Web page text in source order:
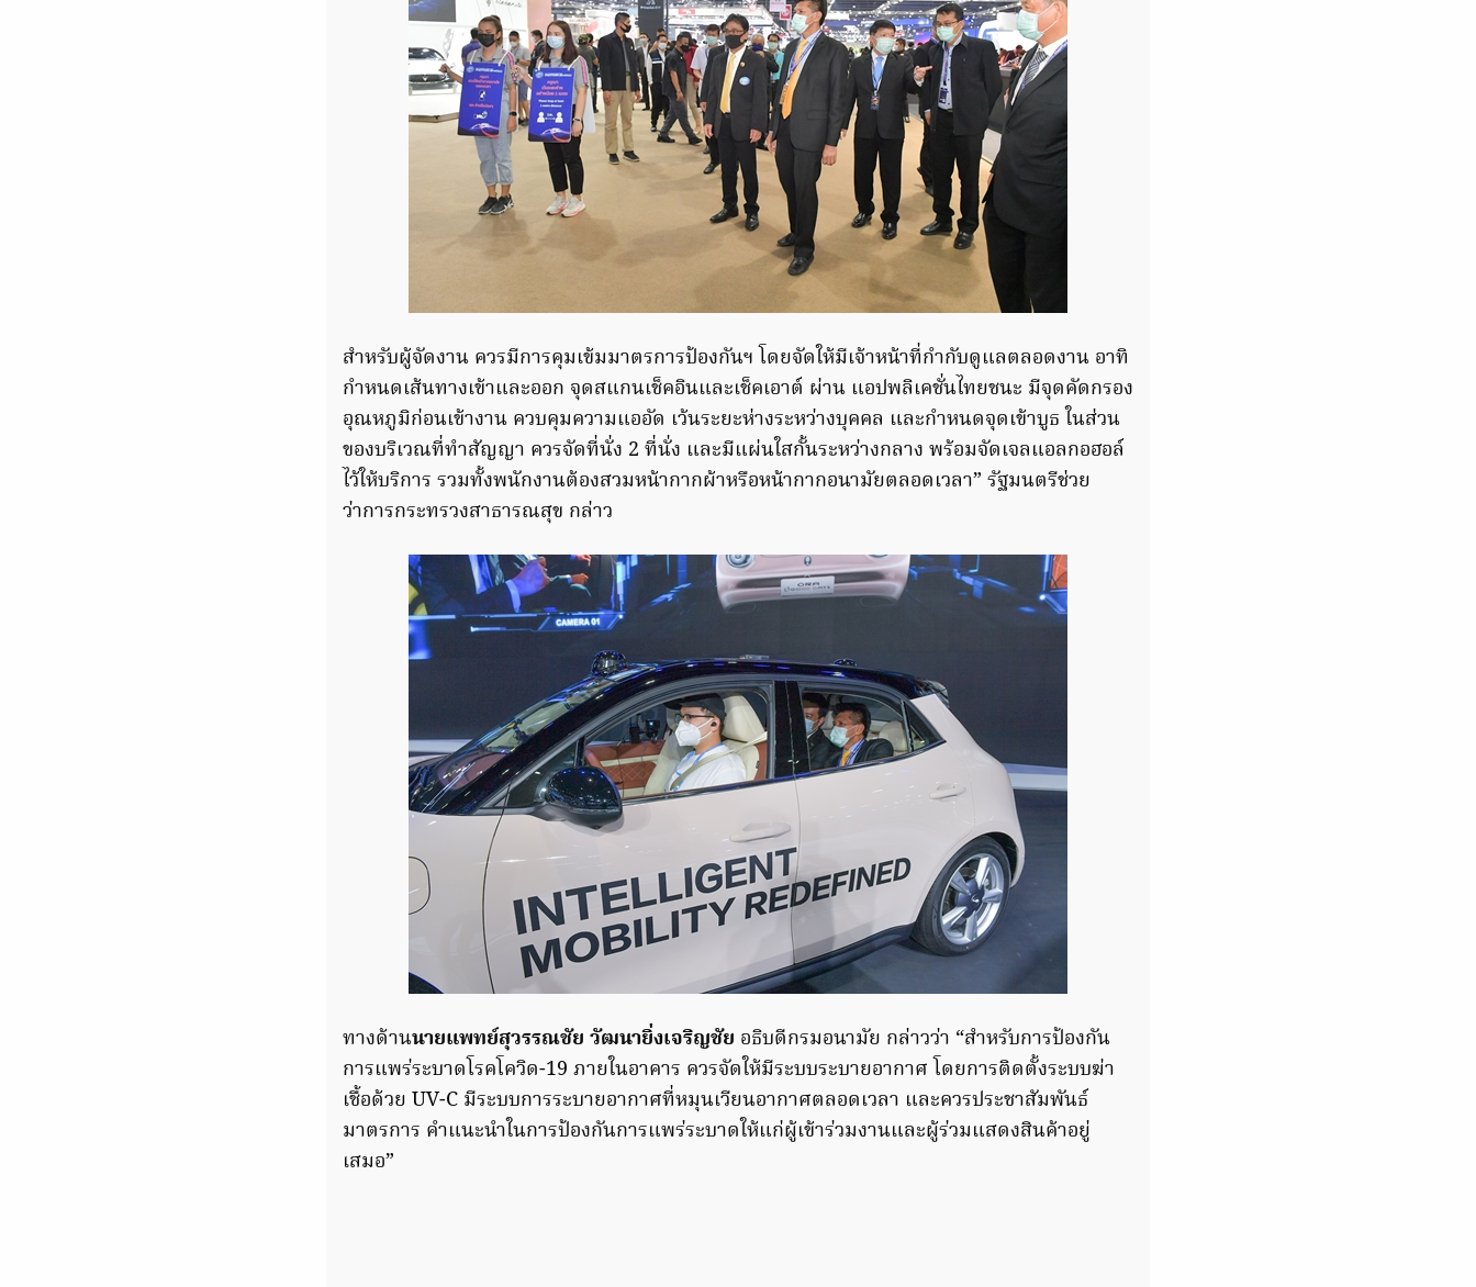
สำหรับผู้จัดงาน ควรมีการคุมเข้มมาตรการป้องกันฯ โดยจัดให้มีเจ้าหน้าที่กำกับดูแลตลอดงาน อาทิ
กำหนดเส้นทางเข้าและออก จุดสแกนเช็คอินและเช็คเอาต์ ผ่าน แอปพลิเคชั่นไทยชนะ มีจุดคัดกรอง
อุณหภูมิก่อนเข้างาน ควบคุมความแออัด เว้นระยะห่างระหว่างบุคคล และกำหนดจุดเข้าบูธ ในส่วน
ของบริเวณที่ทำสัญญา ควรจัดที่นั่ง 2 ที่นั่ง และมีแผ่นใสกั้นระหว่างกลาง พร้อมจัดเจลแอลกอฮอล์
ไว้ให้บริการ รวมทั้งพนักงานต้องสวมหน้ากากผ้าหรือหน้ากากอนามัยตลอดเวลา” รัฐมนตรีช่วย
ว่าการกระทรวงสาธารณสุข กล่าว
ทางด้านนายแพทย์สุวรรณชัย วัฒนายิ่งเจริญชัย อธิบดีกรมอนามัย กล่าวว่า “สำหรับการป้องกัน
การแพร่ระบาดโรคโควิด-19 ภายในอาคาร ควรจัดให้มีระบบระบายอากาศ โดยการติดตั้งระบบฆ่า
เชื้อด้วย UV-C มีระบบการระบายอากาศที่หมุนเวียนอากาศตลอดเวลา และควรประชาสัมพันธ์
มาตรการ คำแนะนำในการป้องกันการแพร่ระบาดให้แก่ผู้เข้าร่วมงานและผู้ร่วมแสดงสินค้าอยู่
เสมอ”